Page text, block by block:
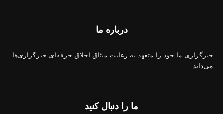
درباره ما
خبرگزاری ما خود را متعهد به رعایت میثاق اخلاق حرفه‌ای خبرگزاری‌ها
می‌داند.
ما را دنبال کنید